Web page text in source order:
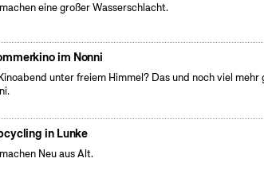
eine großer Wasserschlacht.
im Nonni
unter freiem Himmel? Das und noch viel mehr
in Lunke
Neu aus Alt.